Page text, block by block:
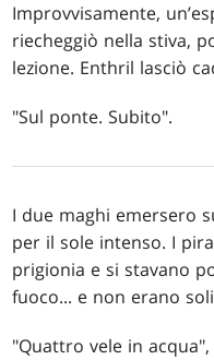
Improvvisamente,
riecheggiò nella stiva,
lezione. Enthril lasciò
"Sul ponte. Subito".
I due maghi emersero
per il sole intenso. I
prigionia e si stavano
fuoco... e non erano
"Quattro vele in